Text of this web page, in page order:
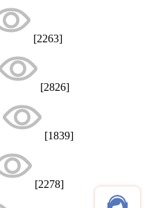
[2263]
[2826]
[1839]
[2278]